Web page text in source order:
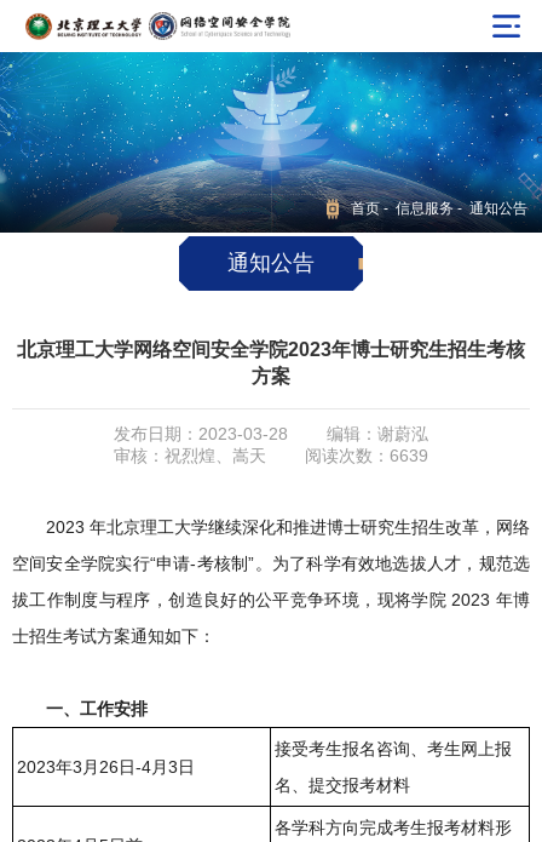
首页-信息服务- 通知公告
通知公告
北京理工大学网络空间安全学院2023年博士研究生招生考核
方案
发布日期：2023-03-28
编辑：谢蔚泓
审核：祝烈煌、嵩天
阅读次数： 6639
2023 年北京理工大学继续深化和推进博士研究生招生改革，网络
空间安全学院实行“申请-考核制”。为了科学有效地选拔人才，规范选
拔工作制度与程序，创造良好的公平竞争环境，现将学院 2023 年博
士招生考试方案通知如下：
一、工作安排
2023年3月26日-4月3日
接受考生报名咨询、考生网上报
名、提交报考材料
各学科方向完成考生报考材料形